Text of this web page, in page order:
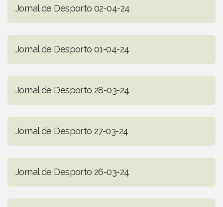
Jornal de Desporto 02-04-24
Jornal de Desporto 01-04-24
Jornal de Desporto 28-03-24
Jornal de Desporto 27-03-24
Jornal de Desporto 26-03-24